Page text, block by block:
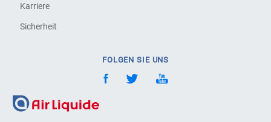
Karriere
Sicherheit
FOLGEN SIE UNS